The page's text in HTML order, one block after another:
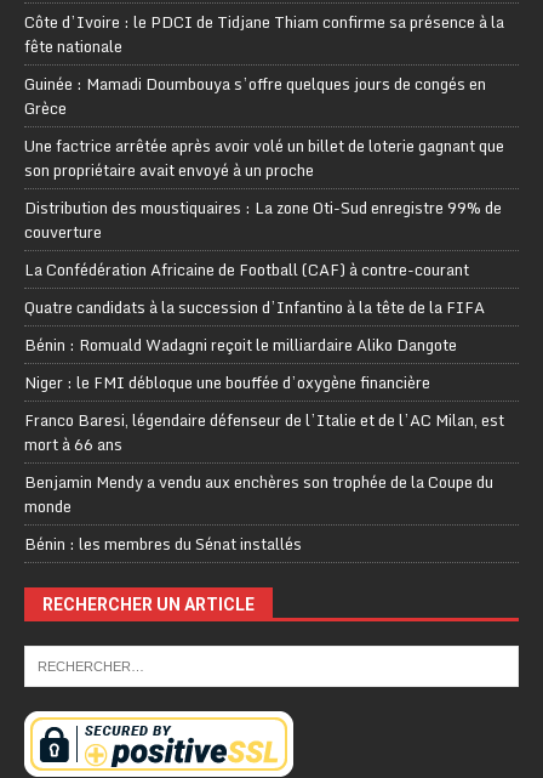
Côte d’Ivoire : le PDCI de Tidjane Thiam confirme sa présence à la
fête nationale
Guinée : Mamadi Doumbouya s’offre quelques jours de congés en
Grèce
Une factrice arrêtée après avoir volé un billet de loterie gagnant que
son propriétaire avait envoyé à un proche
Distribution des moustiquaires : La zone Oti-Sud enregistre 99% de
couverture
La Confédération Africaine de Football (CAF) à contre-courant
Quatre candidats à la succession d’Infantino à la tête de la FIFA
Bénin : Romuald Wadagni reçoit le milliardaire Aliko Dangote
Niger : le FMI débloque une bouffée d’oxygène financière
Franco Baresi, légendaire défenseur de l’Italie et de l’AC Milan, est
mort à 66 ans
Benjamin Mendy a vendu aux enchères son trophée de la Coupe du
monde
Bénin : les membres du Sénat installés
RECHERCHER UN ARTICLE